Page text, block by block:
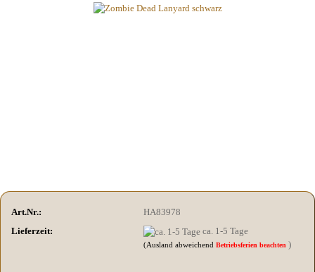
Art.Nr.:
HA83978
Lieferzeit:
ca. 1-5 Tage
(Ausland abweichendBetriebsferien beachten )